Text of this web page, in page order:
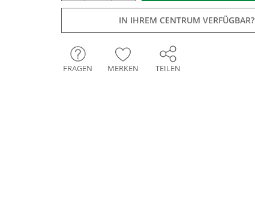
IN IHREM CENTRUM VERFÜGBAR?
FRAGEN MERKEN TEILEN